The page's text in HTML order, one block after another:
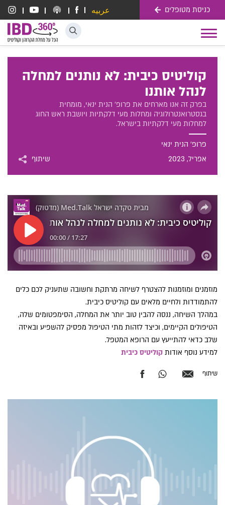
כניסת מטופלים
عربيه
דלג לתוכן
Toggle
navigation
קוליטיס כיבית: לא נותנים למחלה
לנהל אותנו
בפרק זה אנו מארחים את פרופ' הנית ינאי, מומחית
בגסטרואנטרולוגיה ומחלות מעי דלקתיות ויושבת ראש החוג
למחלות מעי דלקתיות בישראל.
פרופ' הנית ינאי
אפריל, 2023 שיתוף
מוזמנים ומוזמנות להצטרף לשיחה מרתקת וחשובה שתעניק לכם כלים
להתמודדות ולחיים מלאים עם קוליטיס כיבית.
במהלך השיחה, ננסה להבין טוב יותר את המחלה, הסימפטומים שלה,
הטיפולים הקיימים, וכיצד לזהות מתי הטיפול מפסיק להשפיע ובאיזה
שלב כדאי להתייעץ עם הרופא המטפל.
למידע נוסף אודות קוליטיס כיבית
שיתוף